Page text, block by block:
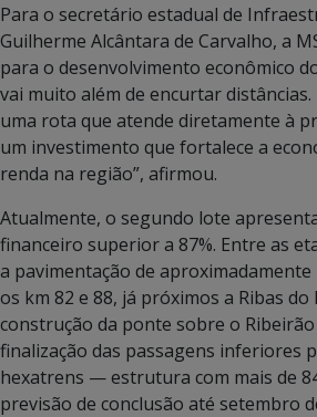
Para o secretário estadual de
Guilherme Alcântara de Carvalho, a
para o desenvolvimento econômico
vai muito além de encurtar
uma rota que atende diretamente à
um investimento que fortalece a
renda na região”, afirmou.
Atualmente, o segundo lote
financeiro superior a 87%. Entre as
a pavimentação de
os km 82 e 88, já próximos a Ribas do
construção da ponte sobre o
finalização das passagens inferiores
hexatrens — estrutura com mais de
previsão de conclusão até setembro